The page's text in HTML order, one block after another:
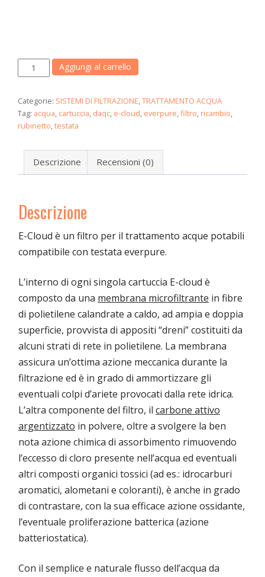
FILTRO
E-
100H
(compatibile
testata
everpure)
Aggiungi al carrello
Categorie: SISTEMI DI FILTRAZIONE,TRATTAMENTO ACQUA
Tag: acqua, cartuccia, daqc, e-cloud, everpure,filtro, ricambio,
rubinetto,testata
Descrizione Recensioni (0)
Descrizione
E-Cloud è un filtro per il trattamento acque potabili
compatibile con testata everpure.
L’interno di ogni singola cartuccia E-cloud è
composto da una membrana microfiltrante in fibre
di polietilene calandrate a caldo, ad ampia e doppia
superficie, provvista di appositi “dreni” costituiti da
alcuni strati di rete in polietilene. La membrana
assicura un’ottima azione meccanica durante la
filtrazione ed è in grado di ammortizzare gli
eventuali colpi d’ariete provocati dalla rete idrica.
L’altra componente del filtro, il carbone attivo
argentizzato in polvere, oltre a svolgere la ben
nota azione chimica di assorbimento rimuovendo
l’eccesso di cloro presente nell’acqua ed eventuali
altri composti organici tossici (ad es.: idrocarburi
aromatici, alometani e coloranti), è anche in grado
di contrastare, con la sua efficace azione ossidante,
l’eventuale proliferazione batterica (azione
batteriostatica).
Con il semplice e naturale flusso dell’acqua da